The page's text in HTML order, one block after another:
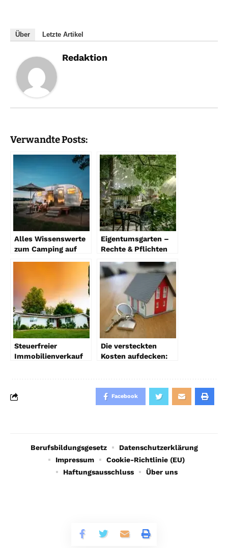
Über Letzte Artikel
Redaktion
Verwandte Posts:
Alles Wissenswerte
zum Camping auf
Eigentumsgarten –
Rechte & Pflichten
Steuerfreier
Immobilienverkauf
Bedingungen,
Die versteckten
Kosten aufdecken:
des Hausverkaufs
verstehen
Facebook
Berufsbildungsgesetz
Datenschutzerklärung
Impressum
Cookie-Richtlinie (EU)
Haftungsausschluss
Über uns